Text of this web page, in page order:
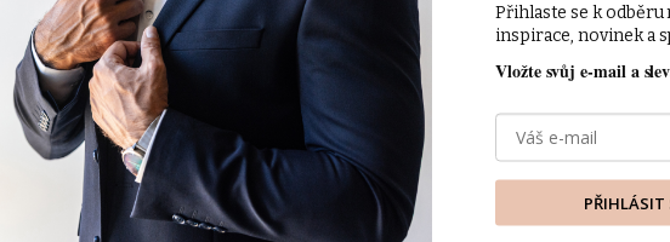
Přihlaste se k
inspirace, novinek a
Vložte svůj e-mail a
PŘIHLÁSIT